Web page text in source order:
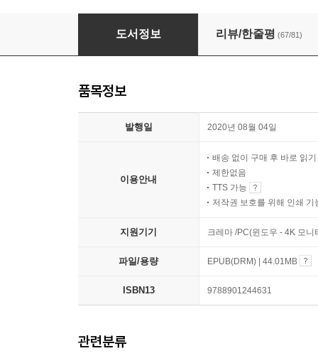
수학으로 생각하는 힘
도서정보 리뷰/한줄평 (67/81)
품목정보
발행일 2020년 08월 04일
이용안내
배송 없이 구매 후 바로 읽기
제한없음
TTS 가능
저작권 보호를 위해 인쇄 기
지원기기 크레마 /PC(윈도우 - 4K 모
파일/용량 EPUB(DRM) | 44.01MB
ISBN13 9788901244631
관련분류